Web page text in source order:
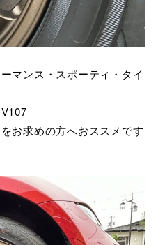
マンス・スポーティ・タイ
お求めの方へおススメです